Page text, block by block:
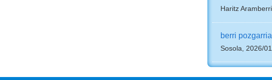
Haritz
berri
Sosola, 2026/